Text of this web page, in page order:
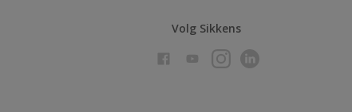
Volg Sikkens